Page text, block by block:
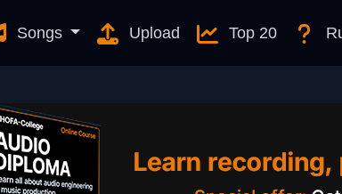
Songs Upload Top 20